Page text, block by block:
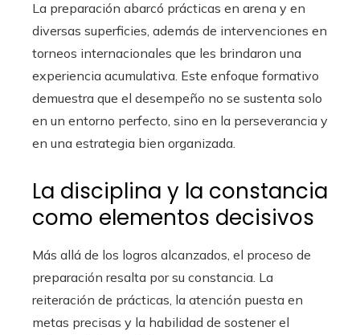
La preparación abarcó prácticas en arena y en
diversas superficies, además de intervenciones en
torneos internacionales que les brindaron una
experiencia acumulativa. Este enfoque formativo
demuestra que el desempeño no se sustenta solo
en un entorno perfecto, sino en la perseverancia y
en una estrategia bien organizada.
La disciplina y la constancia
como elementos decisivos
Más allá de los logros alcanzados, el proceso de
preparación resalta por su constancia. La
reiteración de prácticas, la atención puesta en
metas precisas y la habilidad de sostener el